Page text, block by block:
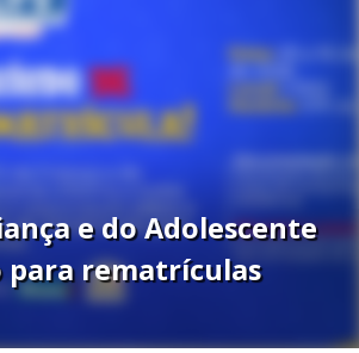
e do Adolescente
para rematrículas